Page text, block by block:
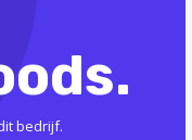
bedrijf.